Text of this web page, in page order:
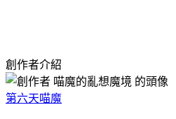
創作者介紹
第六天喵魔